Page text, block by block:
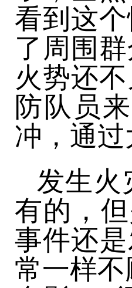
看到这
了周围
火势还
防队员
冲，通
发生火
有的，
事件还
常一样